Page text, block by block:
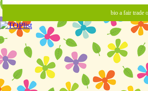
bio a fair trade